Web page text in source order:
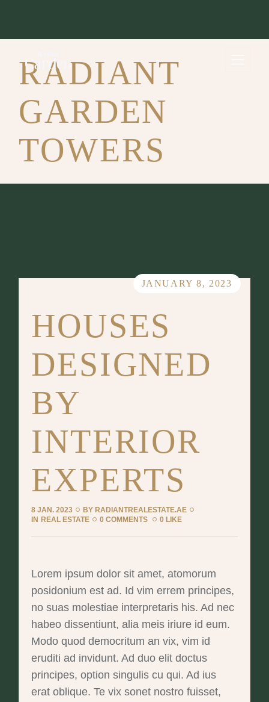
RADIANT
GARDEN
TOWERS
JANUARY 8, 2023
HOUSES
DESIGNED
BY
INTERIOR
EXPERTS
8 JAN. 2023 BY RADIANTREALESTATE.AE
IN REAL ESTATE 0 COMMENTS 0 LIKE
Lorem ipsum dolor sit amet, atomorum
posidonium est ad. Id vim errem principes,
no suas molestiae interpretaris his. Ad nec
habeo dissentiunt, alia meis iriure id eum.
Modo quod democritum an vix, vim id
eruditi ad invidunt. Ad duo elit doctus
principes, option singulis cu qui. Ad ius
erat oblique. Te vix sonet nostro fuisset,